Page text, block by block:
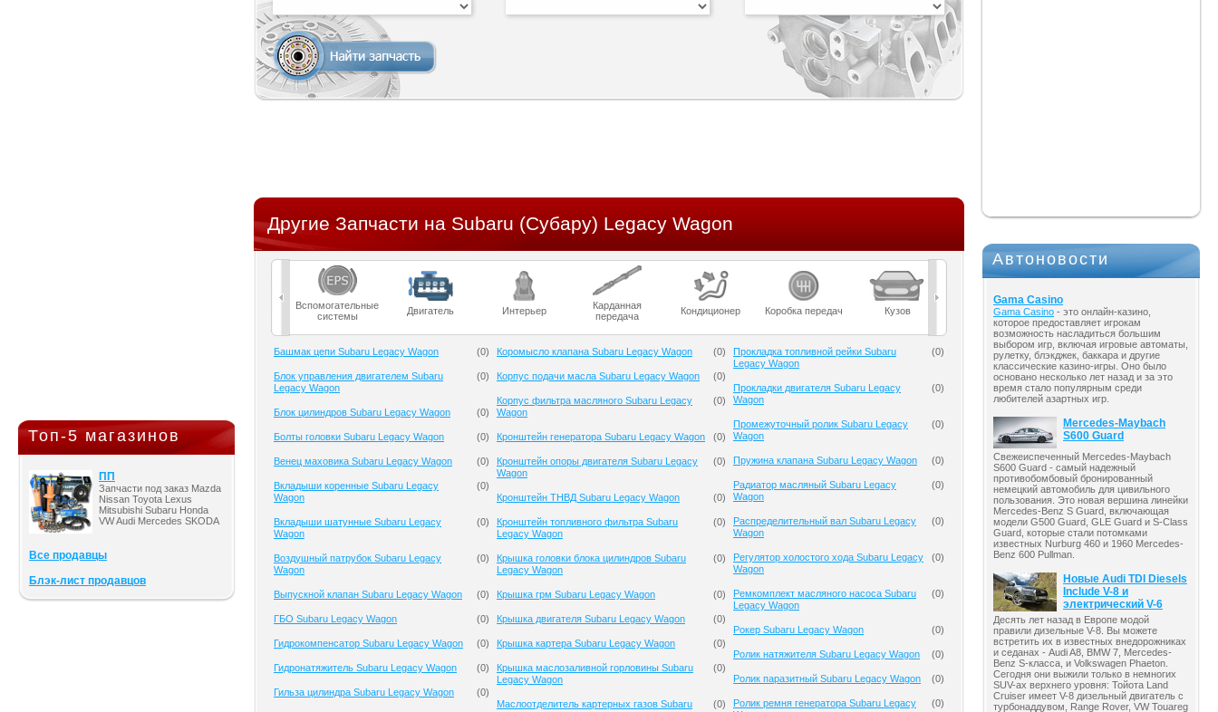
Топ-5 магазинов
ПП
Запчасти под заказ Mazda
Nissan Toyota Lexus
Mitsubishi Subaru Honda
VW Audi Mercedes SKODA
Все продавцы
Блэк-лист продавцов
Другие Запчасти на Subaru (Субару) Legacy Wagon
Вспомогательные
системы
Двигатель Интерьер
Карданная
передача
Кондиционер Коробка передач Кузов Масла Мост
Башмак цепи Subaru Legacy Wagon (0)
Блок управления двигателем Subaru
Legacy Wagon
(0)
Блок цилиндров Subaru Legacy Wagon (0)
Болты головки Subaru Legacy Wagon (0)
Венец маховика Subaru Legacy Wagon (0)
Вкладыши коренные Subaru Legacy
Wagon
(0)
Вкладыши шатунные Subaru Legacy
Wagon
(0)
Воздушный патрубок Subaru Legacy
Wagon
(0)
Выпускной клапан Subaru Legacy Wagon (0)
ГБО Subaru Legacy Wagon (0)
Гидрокомпенсатор Subaru Legacy Wagon (0)
Гидронатяжитель Subaru Legacy Wagon (0)
Гильза цилиндра Subaru Legacy Wagon (0)
Коромысло клапана Subaru Legacy Wagon (0)
Корпус подачи масла Subaru Legacy Wagon (0)
Корпус фильтра масляного Subaru Legacy
Wagon
(0)
Кронштейн генератора Subaru Legacy Wagon (0)
Кронштейн опоры двигателя Subaru Legacy
Wagon
(0)
Кронштейн ТНВД Subaru Legacy Wagon (0)
Кронштейн топливного фильтра Subaru
Legacy Wagon
(0)
Крышка головки блока цилиндров Subaru
Legacy Wagon
(0)
Крышка грм Subaru Legacy Wagon (0)
Крышка двигателя Subaru Legacy Wagon (0)
Крышка картера Subaru Legacy Wagon (0)
Крышка маслозаливной горловины Subaru
Legacy Wagon
(0)
Маслоотделитель картерных газов Subaru
(0)
Прокладка топливной рейки Subaru
Legacy Wagon
(0)
Прокладки двигателя Subaru Legacy
Wagon
(0)
Промежуточный ролик Subaru Legacy
Wagon
(0)
Пружина клапана Subaru Legacy Wagon (0)
Радиатор масляный Subaru Legacy
Wagon
(0)
Распределительный вал Subaru Legacy
Wagon
(0)
Регулятор холостого хода Subaru Legacy
Wagon
(0)
Ремкомплект масляного насоса Subaru
Legacy Wagon
(0)
Рокер Subaru Legacy Wagon (0)
Ролик натяжителя Subaru Legacy Wagon (0)
Ролик паразитный Subaru Legacy Wagon (0)
Ролик ремня генератора Subaru Legacy
(0)
Автоновости
Gama Casino
Gama Casino - это онлайн-казино,
которое предоставляет игрокам
возможность насладиться большим
выбором игр, включая игровые автоматы,
рулетку, блэкджек, баккара и другие
классические казино-игры. Оно было
основано несколько лет назад и за это
время стало популярным среди
любителей азартных игр.
Mercedes-Maybach
S600 Guard
Свежеиспеченный Mercedes-Maybach
S600 Guard - самый надежный
противобомбовый бронированный
немецкий автомобиль для цивильного
пользования. Это новая вершина линейки
Mercedes-Benz S Guard, включающая
модели G500 Guard, GLE Guard и S-Class
Guard, которые стали потомками
известных Nurburg 460 и 1960 Mercedes-
Benz 600 Pullman.
Новые Audi TDI Diesels
Include V-8 и
электрический V-6
Десять лет назад в Европе модой
правили дизельные V-8. Вы можете
встретить их в известных внедорожниках
и седанах - Audi A8, BMW 7, Mercedes-
Benz S-класса, и Volkswagen Phaeton.
Сегодня они выжили только в немногих
SUV-ах верхнего уровня: Тойота Land
Cruiser имеет V-8 дизельный двигатель с
турбонаддувом, Range Rover, VW Touareg